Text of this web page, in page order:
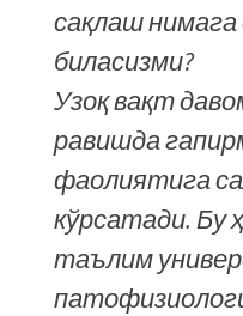
сақлаш
биласизми?
Узоқ вақт
равишда
фаолиятига
кўрсатади. Бу
таълим